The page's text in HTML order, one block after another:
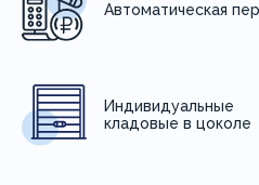
Автоматическая
Индивидуальные
кладовые в цоколе